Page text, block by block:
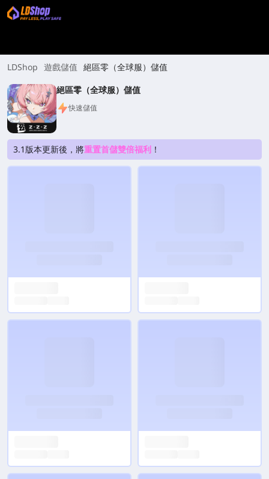
LDShop 遊戲儲值 絕區零（全球服）儲值
絕區零（全球服）儲值
快速儲值
3.1版本更新後，將重置首儲雙倍福利 ！